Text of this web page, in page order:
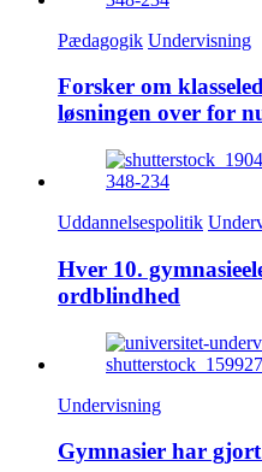
Pædagogik Undervisning
Forsker om
løsningen over for
Uddannelsespolitik
Hver 10.
ordblindhed
Undervisning
Gymnasier har